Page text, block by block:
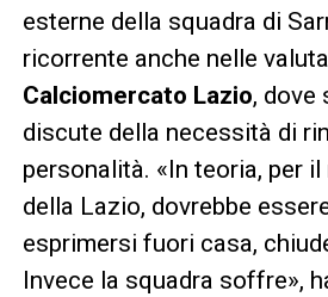
esterne della squadra di
ricorrente anche nelle
Calciomercato Lazio, dove
discute della necessità di
personalità. «In teoria, per
della Lazio, dovrebbe
esprimersi fuori casa,
Invece la squadra soffre»,